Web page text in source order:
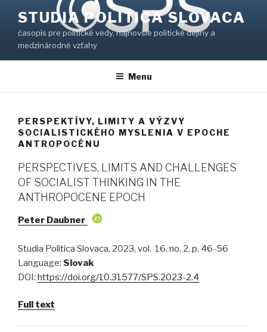
obsah
STUDIA POLITICA SLOVACA
časopis pre politické vedy, najnovšie politické dejiny a
medzinárodné vzťahy
Menu
PERSPEKTÍVY, LIMITY A VÝZVY
SOCIALISTICKÉHO MYSLENIA V EPOCHE
ANTROPOCÉNU
PERSPECTIVES, LIMITS AND CHALLENGES
OF SOCIALIST THINKING IN THE
ANTHROPOCENE EPOCH
Peter Daubner
Studia Politica Slovaca, 2023, vol. 16, no. 2, p. 46-56
Language: Slovak
DOI: https://doi.org/10.31577/SPS.2023-2.4
Full text